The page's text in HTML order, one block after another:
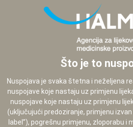
Što je to
Nuspojava je svaka štetna i neželjena
nuspojave koje nastaju uz primjenu
nuspojave koje nastaju uz primjenu
(uključujući predoziranje, primjenu
label”), pogrešnu primjenu, zloporabu i